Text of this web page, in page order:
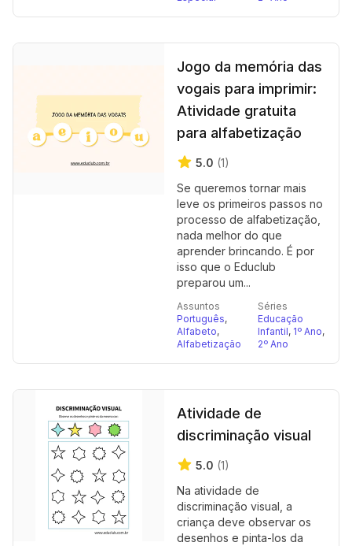
Jogo da memória das
vogais para imprimir:
Atividade gratuita
para alfabetização
5.0 (1)
Se queremos tornar mais
leve os primeiros passos no
processo de alfabetização,
nada melhor do que
aprender brincando. É por
isso que o Educlub
preparou um...
Assuntos
Português,
Alfabeto,
Alfabetização
Séries
Educação
Infantil, 1º Ano,
2º Ano
Atividade de
discriminação visual
5.0 (1)
Na atividade de
discriminação visual, a
criança deve observar os
desenhos e pinta-los da